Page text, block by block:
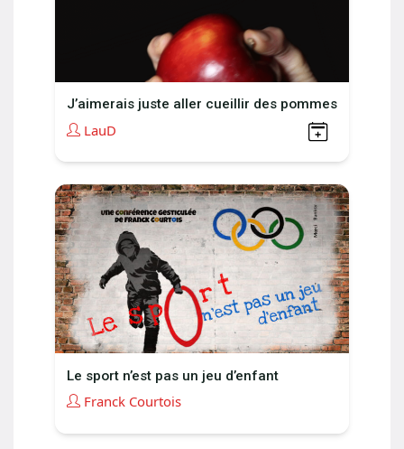
J’aimerais juste aller cueillir des pommes
LauD
Le sport n’est pas un jeu d’enfant
Franck Courtois